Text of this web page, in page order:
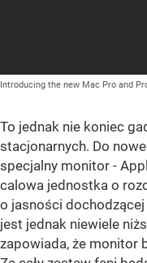
Introducing the new Mac Pro and
To jednak nie koniec
stacjonarnych. Do
specjalny monitor -
calowa jednostka o
o jasności
jest jednak niewiele
zapowiada, że monitor